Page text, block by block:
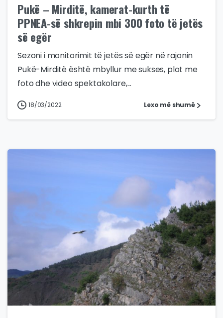
Pukë – Mirditë, kamerat-kurth të
PPNEA-së shkrepin mbi 300 foto të jetës
së egër
Sezoni i monitorimit të jetës së egër në rajonin
Pukë-Mirditë është mbyllur me sukses, plot me
foto dhe video spektakolare,...
18/03/2022 Lexo më shumë